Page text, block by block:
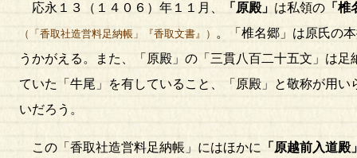
応永１３（１４０６）年１１月、 「原殿」 は私領の 「
（「香取社造営料足納帳」『香取文書』）
。「椎名郷」は原氏の
うかがえる。また、「原殿」の「三貫八百二十五文」は
ていた「牛尾」を有していること、「原殿」と敬称が用
いだろう。
この「香取社造営料足納帳」にはほかに 「原越前入道